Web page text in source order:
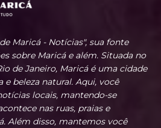
Maricá - Notícias", sua fonte
sobre Maricá e além. Situada no
de Janeiro, Maricá é uma cidade
beleza natural. Aqui, você
locais, mantendo-se
nas ruas, praias e
Além disso, mantemos você